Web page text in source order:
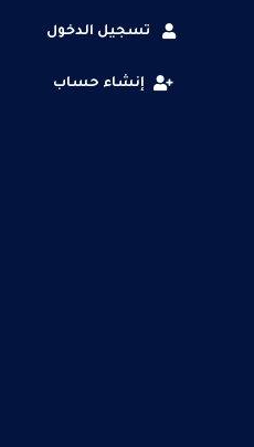
تسجيل الدخول
إنشاء حساب